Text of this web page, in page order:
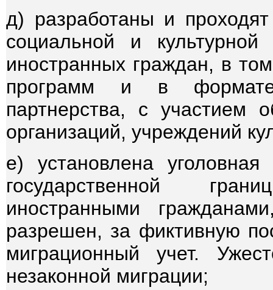
д) разработаны и
социальной и культурной
иностранных граждан, в
программ и в формате
партнерства, с участием
организаций, учреждений
е) установлена уголовная
государственной
иностранными
разрешен, за фиктивную
миграционный учет.
незаконной миграции;